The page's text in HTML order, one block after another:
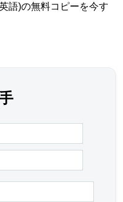
語)の無料コピーを今す